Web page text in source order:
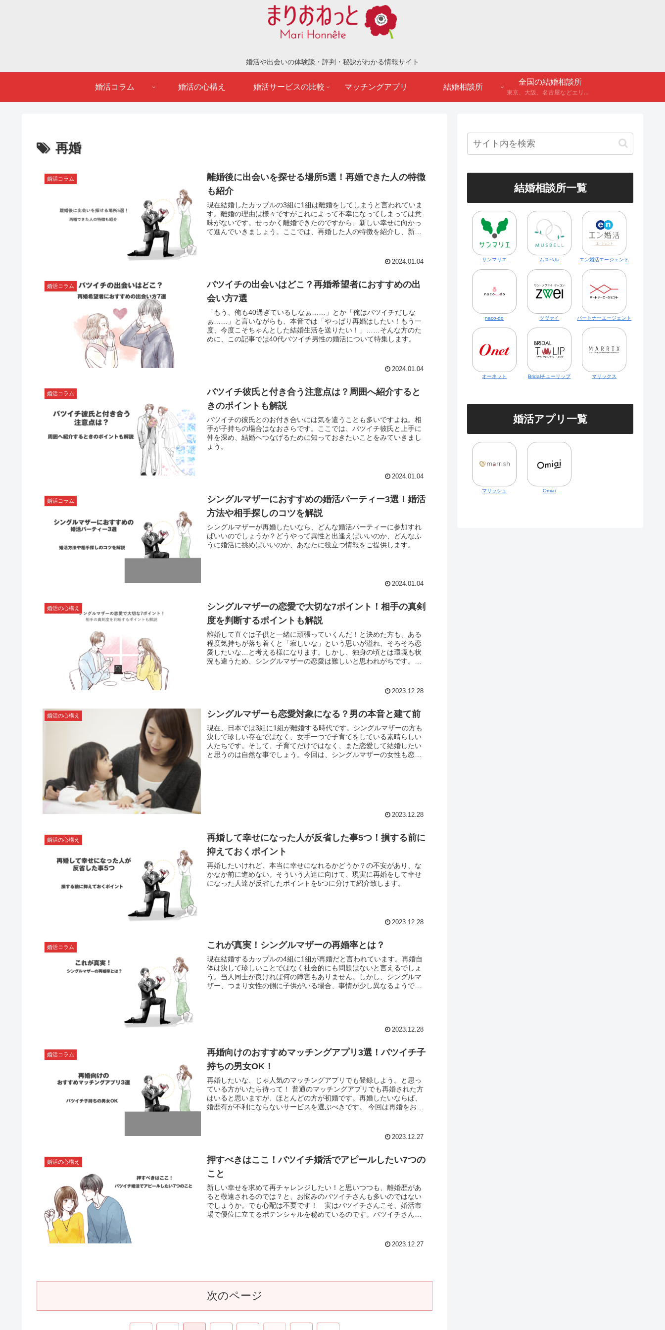
婚活や出会いの体験談・評判・秘訣がわかる情報サイト
婚活コラム 婚活の心構え 婚活サービスの比較 マッチングアプリ 結婚相談所
全国の結婚相談所
東京、大阪、名古屋などエリア別のアンケート調査や結婚相談所・婚活パーティーの体験談などを公開。
再婚
婚活コラム
離婚後に出会いを探せる場所5選！再婚できた人の特徴
も紹介
現在結婚したカップルの3組に1組は離婚をしてしまうと言われていま
す。離婚の理由は様々ですがこれによって不幸になってしまっては意
味がないです。せっかく離婚できたのですから、新しい幸せに向かっ
て進んでいきましょう。ここでは、再婚した人の特徴を紹介し、新し
2024.01.04
婚活コラム
バツイチの出会いはどこ？再婚希望者におすすめの出
会い方7選
「もう、俺も40過ぎているしなぁ……」とか「俺はバツイチだしな
ぁ……」と言いながらも、本音では「やっぱり再婚はしたい！もう一
度、今度こそちゃんとした結婚生活を送りたい！」……そんな方のた
めに、この記事では40代バツイチ男性の婚活について特集します。
2024.01.04
婚活コラム
バツイチ彼氏と付き合う注意点は？周囲へ紹介すると
きのポイントも解説
バツイチの彼氏とのお付き合いには気を遣うことも多いですよね。相
手が子持ちの場合はなおさらです。ここでは、バツイチ彼氏と上手に
仲を深め、結婚へつなげるために知っておきたいことをみていきまし
ょう。
2024.01.04
婚活コラム
シングルマザーにおすすめの婚活パーティー3選！婚活
方法や相手探しのコツを解説
シングルマザーが再婚したいなら、どんな婚活パーティーに参加すれ
ばいいのでしょうか？どうやって異性と出逢えばいいのか、どんなふ
うに婚活に挑めばいいのか、あなたに役立つ情報をご提供します。
2024.01.04
婚活の心構え
シングルマザーの恋愛で大切な7ポイント！相手の真剣
度を判断するポイントも解説
離婚して直ぐは子供と一緒に頑張っていくんだ！と決めた方も、ある
程度気持ちが落ち着くと「寂しいな」という思いが溢れ、そろそろ恋
愛したいな…と考える様になります。しかし、独身の頃とは環境も状
況も違うため、シングルマザーの恋愛は難しいと思われがちです。シ
2023.12.28
婚活の心構え シングルマザーも恋愛対象になる？男の本音と建て前
現在、日本では3組に1組が離婚する時代です。シングルマザーの方も
決して珍しい存在ではなく、女手一つで子育てをしている素晴らしい
人たちです。そして、子育てだけではなく、また恋愛して結婚したい
と思うのは自然な事でしょう。今回は、シングルマザーの女性も恋愛
2023.12.28
婚活の心構え
再婚して幸せになった人が反省した事5つ！損する前に
抑えておくポイント
再婚したいけれど、本当に幸せになれるかどうか？の不安があり、な
かなか前に進めない。そういう人達に向けて、現実に再婚をして幸せ
になった人達が反省したポイントを5つに分けて紹介致します。
2023.12.28
婚活コラム これが真実！シングルマザーの再婚率とは？
現在結婚するカップルの4組に1組が再婚だと言われています。再婚自
体は決して珍しいことではなく社会的にも問題はないと言えるでしょ
う。当人同士が良ければ何の障害もありません。しかし、シングルマ
ザー、つまり女性の側に子供がいる場合、事情が少し異なるようで
2023.12.28
婚活コラム
再婚向けのおすすめマッチングアプリ3選！バツイチ子
持ちの男女OK！
再婚したいな、じゃ人気のマッチングアプリでも登録しよう。と思っ
ている方がいたら待って！ 普通のマッチングアプリでも再婚された方
はいると思いますが、ほとんどの方が初婚です。再婚したいならば、
婚歴有が不利にならないサービスを選ぶべきです。 今回は再婚をお考
2023.12.27
婚活の心構え
押すべきはここ！バツイチ婚活でアピールしたい7つの
こと
新しい幸せを求めて再チャレンジしたい！と思いつつも、離婚歴があ
ると敬遠されるのでは？と、お悩みのバツイチさんも多いのではない
でしょうか。でも心配は不要です！ 実はバツイチさんこそ、婚活市
場で優位に立てるポテンシャルを秘めているのです。バツイチさんが
2023.12.27
次のページ
結婚相談所一覧
サンマリエ ムスベル エン婚活エージェント
naco-do ツヴァイ パートナーエージェント
オーネット Bridalチューリップ マリックス
婚活アプリ一覧
マリッシュ Omiai